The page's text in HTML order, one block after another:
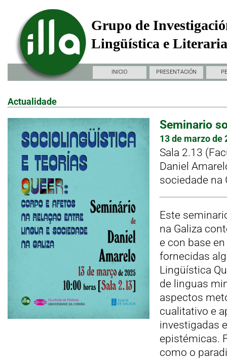
Grupo de
Lingüística e
INICIO PRESENTACIÓN
Actualidade
Seminario
13 de marzo de
Sala 2.13
Daniel
sociedade na
Este
na Galiza
e con base
fornecidas
Lingüística
de linguas
aspectos
cualitativo e
investigadas
epistémicas.
como o